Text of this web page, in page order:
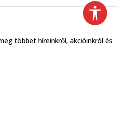
többet híreinkről, akcióinkról és